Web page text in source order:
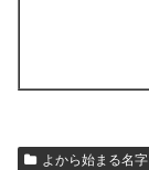
よから始まる名字